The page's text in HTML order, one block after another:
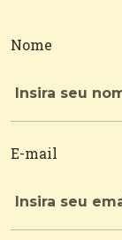
Nome
E-mail